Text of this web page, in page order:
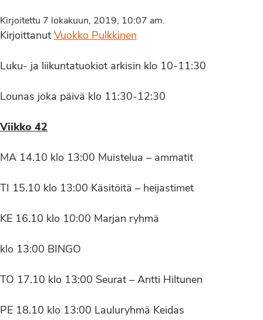
Kirjoitettu 7 lokakuun, 2019, 10:07 am.
Kirjoittanut Vuokko Pulkkinen
Luku- ja liikuntatuokiot arkisin klo 10-11:30
Lounas joka päivä klo 11:30-12:30
Viikko 42
MA 14.10 klo 13:00 Muistelua – ammatit
TI 15.10 klo 13:00 Käsitöitä – heijastimet
KE 16.10 klo 10:00 Marjan ryhmä
klo 13:00 BINGO
TO 17.10 klo 13:00 Seurat – Antti Hiltunen
PE 18.10 klo 13:00 Lauluryhmä Keidas